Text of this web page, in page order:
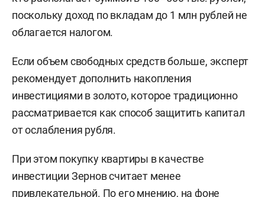
поскольку доход по вкладам до 1 млн рублей не
облагается налогом.
Если объем свободных средств больше, эксперт
рекомендует дополнить накопления
инвестициями в золото, которое традиционно
рассматривается как способ защитить капитал
от ослабления рубля.
При этом покупку квартиры в качестве
инвестиции Зернов считает менее
привлекательной. По его мнению, на фоне